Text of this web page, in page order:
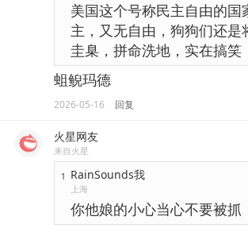
美国这个号称民主自由的国
主，又无自由，狗狗们还是
圭臬，拼命洗地，实在搞笑
蛆鲵玛德
2026-05-16 回复
火星网友
来自火星
1 RainSounds我
上海
你他娘的小心当心不要被抓